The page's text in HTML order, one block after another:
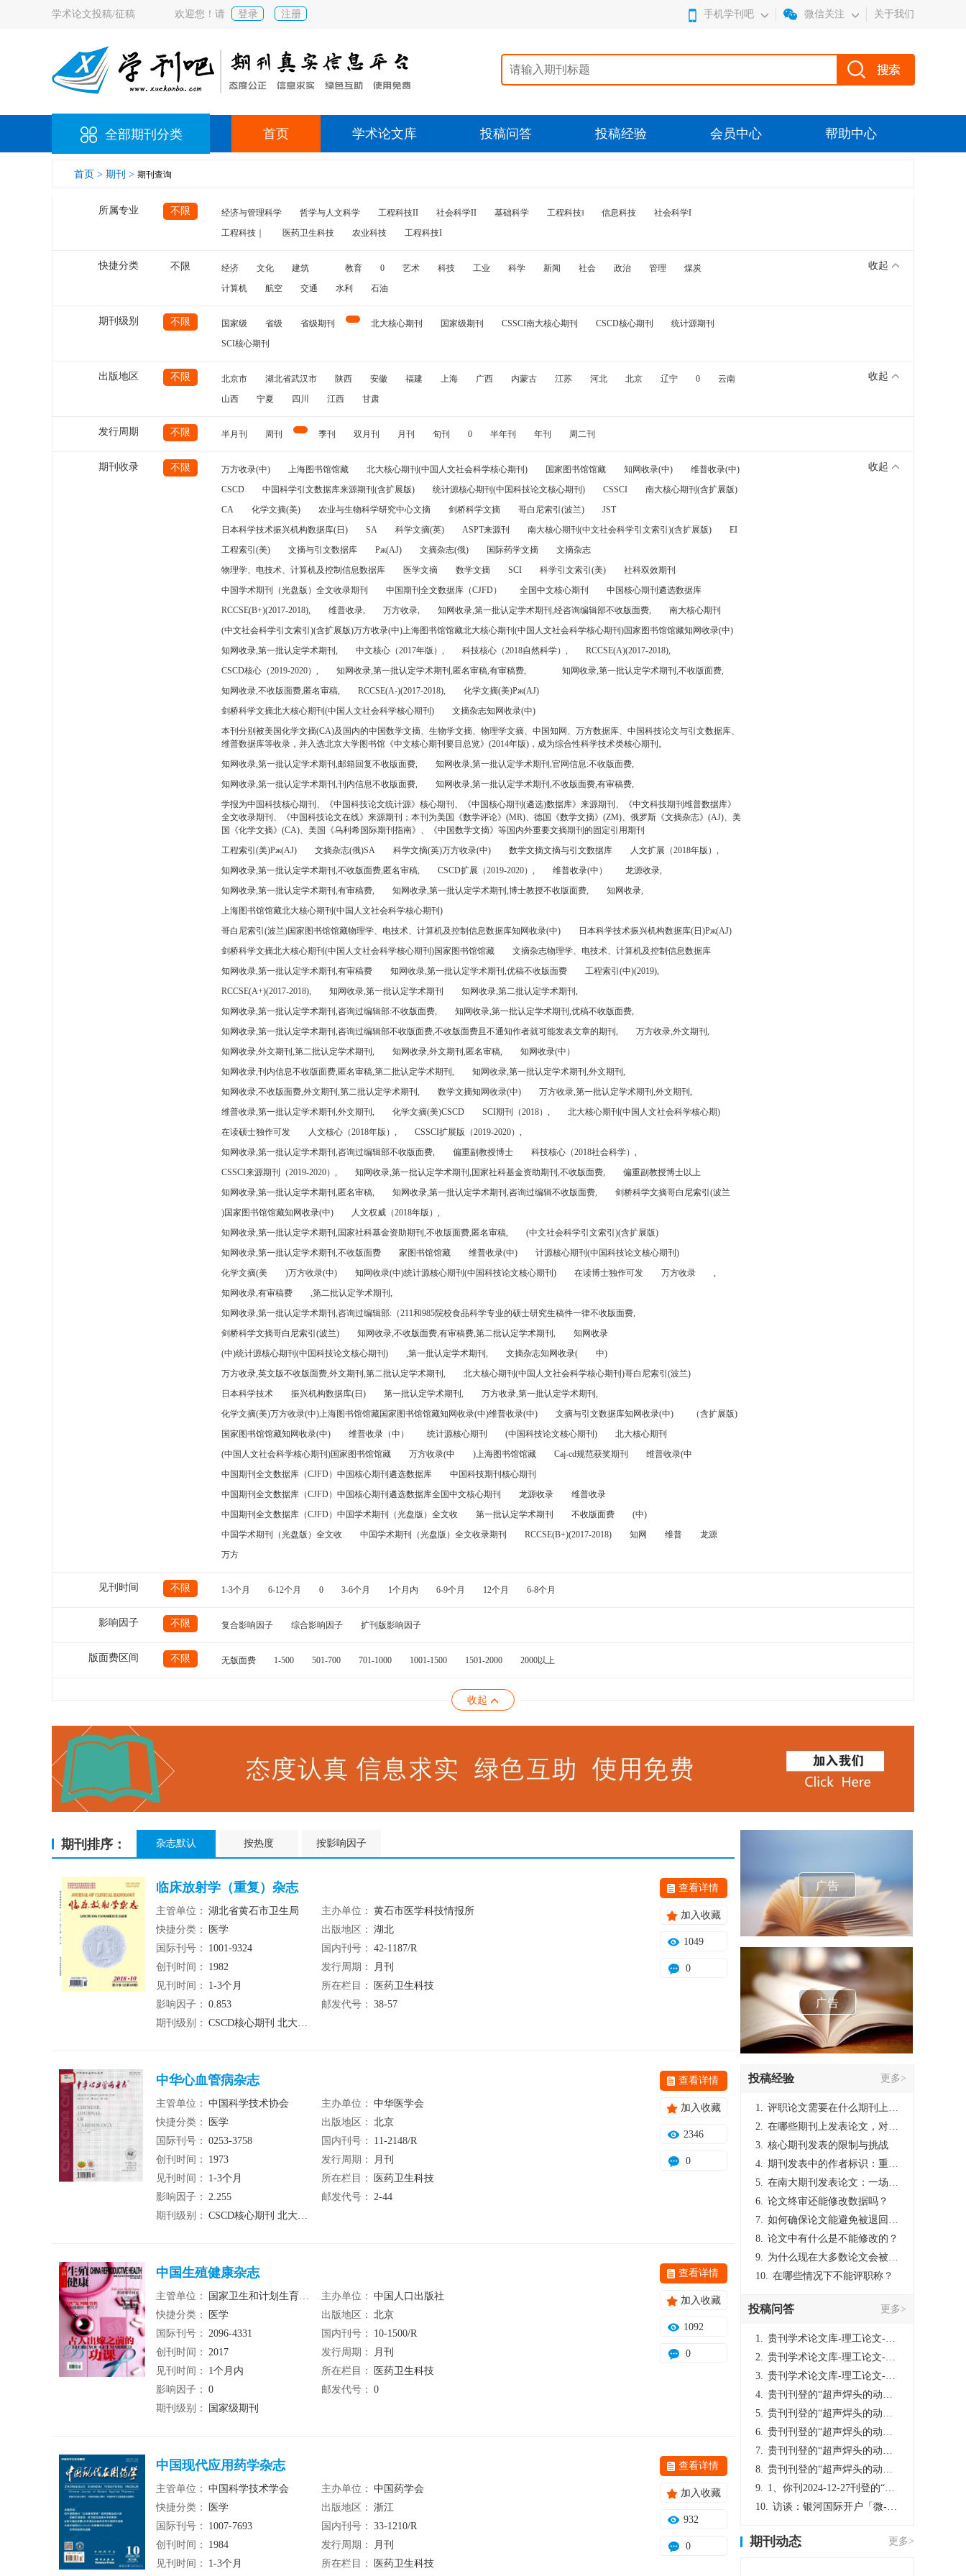
学术论文投稿/征稿 欢迎您！请 登录 注册 手机学刊吧 微信关注 关于我们
全部期刊分类 首页 学术论文库 投稿问答 投稿经验 会员中心 帮助中心
首页 > 期刊 > 期刊查询
所属专业 不限 经济与管理科学 哲学与人文科学 工程科技II 社会科学II 基础科学 工程科技‖ 信息科技
社会科学I
工程科技｜
医药卫生科技 农业科技 工程科技I
快捷分类 不限 经济 文化 建筑 教育 0 艺术 科技 工业 科学 新闻 社会 政治 管理
煤炭
计算机
航空 交通 水利 石油
收起
期刊级别 不限 国家级 省级 省级期刊 北大核心期刊 国家级期刊 CSSCI南大核心期刊 CSCD核心期刊
统计源期刊
SCI核心期刊
出版地区 不限 北京市 湖北省武汉市 陕西 安徽 福建 上海 广西 内蒙古 江苏 河北 北京 辽宁 0
云南
山西
宁夏 四川 江西 甘肃
收起
发行周期 不限 半月刊 周刊 季刊 双月刊 月刊 旬刊 0 半年刊 年刊 周二刊
期刊收录 不限 万方收录(中) 上海图书馆馆藏 北大核心期刊(中国人文社会科学核心期刊) 国家图书馆馆藏 知网收录(中)
维普收录(中)
CSCD
中国科学引文数据库来源期刊(含扩展版) 统计源核心期刊(中国科技论文核心期刊) CSSCI
南大核心期刊(含扩展版)
CA
化学文摘(美) 农业与生物科学研究中心文摘 剑桥科学文摘 哥白尼索引(波兰)
JST
日本科学技术振兴机构数据库(日)
SA 科学文摘(英) ASPT来源刊 南大核心期刊(中文社会科学引文索引)(含扩展版)
EI
工程索引(美)
文摘与引文数据库 Pж(AJ) 文摘杂志(俄) 国际药学文摘
文摘杂志
物理学、电技术、计算机及控制信息数据库
医学文摘 数学文摘 SCI 科学引文索引(美)
社科双效期刊
中国学术期刊（光盘版）全文收录期刊
中国期刊全文数据库（CJFD） 全国中文核心期刊
中国核心期刊遴选数据库
RCCSE(B+)(2017-2018),
维普收录, 万方收录, 知网收录,第一批认定学术期刊,经咨询编辑部不收版面费,
南大核心期刊
(中文社会科学引文索引)(含扩展版)万方收录(中)上海图书馆馆藏北大核心期刊(中国人文社会科学核心期刊)国家图书馆馆藏知网收录(中)
知网收录,第一批认定学术期刊,
中文核心（2017年版）, 科技核心（2018自然科学）,
RCCSE(A)(2017-2018),
CSCD核心（2019-2020）,
知网收录,第一批认定学术期刊,匿名审稿,有审稿费,
知网收录,第一批认定学术期刊,不收版面费,
知网收录,不收版面费,匿名审稿,
RCCSE(A-)(2017-2018),
化学文摘(美)Pж(AJ)
剑桥科学文摘北大核心期刊(中国人文社会科学核心期刊)
文摘杂志知网收录(中)
本刊分别被美国化学文摘(CA)及国内的中国数学文摘、生物学文摘、物理学文摘、中国知网、万方数据库、中国科技论文与引文数据库、
维普数据库等收录，并入选北京大学图书馆《中文核心期刊要目总览》(2014年版)，成为综合性科学技术类核心期刊。
知网收录,第一批认定学术期刊,邮箱回复不收版面费,
知网收录,第一批认定学术期刊,官网信息:不收版面费,
知网收录,第一批认定学术期刊,刊内信息不收版面费,
知网收录,第一批认定学术期刊,不收版面费,有审稿费,
学报为中国科技核心期刊、《中国科技论文统计源》核心期刊、《中国核心期刊(遴选)数据库》来源期刊、《中文科技期刊维普数据库》
全文收录期刊、《中国科技论文在线》来源期刊；本刊为美国《数学评论》(MR)、德国《数学文摘》(ZM)、俄罗斯《文摘杂志》(AJ)、美
国《化学文摘》(CA)、美国《乌利希国际期刊指南》、《中国数学文摘》等国内外重要文摘期刊的固定引用期刊
工程索引(美)Pж(AJ)
文摘杂志(俄)SA 科学文摘(英)万方收录(中) 数学文摘文摘与引文数据库
人文扩展（2018年版）,
知网收录,第一批认定学术期刊,不收版面费,匿名审稿,
CSCD扩展（2019-2020）, 维普收录(中）
龙源收录,
知网收录,第一批认定学术期刊,有审稿费,
知网收录,第一批认定学术期刊,博士教授不收版面费,
知网收录,
上海图书馆馆藏北大核心期刊(中国人文社会科学核心期刊)
哥白尼索引(波兰)国家图书馆馆藏物理学、电技术、计算机及控制信息数据库知网收录(中)
日本科学技术振兴机构数据库(日)Pж(AJ)
剑桥科学文摘北大核心期刊(中国人文社会科学核心期刊)国家图书馆馆藏
文摘杂志物理学、电技术、计算机及控制信息数据库
知网收录,第一批认定学术期刊,有审稿费
知网收录,第一批认定学术期刊,优稿不收版面费
工程索引(中)(2019),
RCCSE(A+)(2017-2018),
知网收录,第一批认定学术期刊
知网收录,第二批认定学术期刊,
知网收录,第一批认定学术期刊,咨询过编辑部:不收版面费,
知网收录,第一批认定学术期刊,优稿不收版面费,
知网收录,第一批认定学术期刊,咨询过编辑部不收版面费,不收版面费且不通知作者就可能发表文章的期刊,
万方收录,外文期刊,
知网收录,外文期刊,第二批认定学术期刊,
知网收录,外文期刊,匿名审稿,
知网收录(中）
知网收录,刊内信息不收版面费,匿名审稿,第二批认定学术期刊,
知网收录,第一批认定学术期刊,外文期刊,
知网收录,不收版面费,外文期刊,第二批认定学术期刊,
数学文摘知网收录(中)
万方收录,第一批认定学术期刊,外文期刊,
维普收录,第一批认定学术期刊,外文期刊,
化学文摘(美)CSCD SCI期刊（2018）,
北大核心期刊(中国人文社会科学核心期)
在读硕士独作可发
人文核心（2018年版）,
CSSCI扩展版（2019-2020）,
知网收录,第一批认定学术期刊,咨询过编辑部不收版面费,
偏重副教授博士
科技核心（2018社会科学）,
CSSCI来源期刊（2019-2020）,
知网收录,第一批认定学术期刊,国家社科基金资助期刊,不收版面费,
偏重副教授博士以上
知网收录,第一批认定学术期刊,匿名审稿,
知网收录,第一批认定学术期刊,咨询过编辑不收版面费,
剑桥科学文摘哥白尼索引(波兰
)国家图书馆馆藏知网收录(中)
人文权威（2018年版）,
知网收录,第一批认定学术期刊,国家社科基金资助期刊,不收版面费,匿名审稿,
(中文社会科学引文索引)(含扩展版)
知网收录,第一批认定学术期刊,不收版面费
家图书馆馆藏 维普收录(中)
计源核心期刊(中国科技论文核心期刊)
化学文摘(美
)万方收录(中) 知网收录(中)统计源核心期刊(中国科技论文核心期刊) 在读博士独作可发 万方收录
,
知网收录,有审稿费
,第二批认定学术期刊,
知网收录,第一批认定学术期刊,咨询过编辑部:（211和985院校食品科学专业的硕士研究生稿件一律不收版面费,
剑桥科学文摘哥白尼索引(波兰)
知网收录,不收版面费,有审稿费,第二批认定学术期刊,
知网收录
(中)统计源核心期刊(中国科技论文核心期刊)
,第一批认定学术期刊, 文摘杂志知网收录(
中)
万方收录,英文版不收版面费,外文期刊,第二批认定学术期刊,
北大核心期刊(中国人文社会科学核心期刊)哥白尼索引(波兰)
日本科学技术
振兴机构数据库(日) 第一批认定学术期刊,
万方收录,第一批认定学术期刊,
化学文摘(美)万方收录(中)上海图书馆馆藏国家图书馆馆藏知网收录(中)维普收录(中)
文摘与引文数据库知网收录(中)
（含扩展版)
国家图书馆馆藏知网收录(中)
维普收录（中） 统计源核心期刊 (中国科技论文核心期刊)
北大核心期刊
(中国人文社会科学核心期刊)国家图书馆馆藏
万方收录(中 )上海图书馆馆藏 Caj-cd规范获奖期刊
维普收录(中
中国期刊全文数据库（CJFD）中国核心期刊遴选数据库
中国科技期刊核心期刊
中国期刊全文数据库（CJFD）中国核心期刊遴选数据库全国中文核心期刊
龙源收录
维普收录
中国期刊全文数据库（CJFD）中国学术期刊（光盘版）全文收
第一批认定学术期刊 不收版面费
(中)
中国学术期刊（光盘版）全文收
中国学术期刊（光盘版）全文收录期刊 RCCSE(B+)(2017-2018) 知网 维普
龙源
万方
收起
见刊时间 不限 1-3个月 6-12个月 0 3-6个月 1个月内 6-9个月 12个月 6-8个月
影响因子 不限 复合影响因子 综合影响因子 扩刊版影响因子
版面费区间 不限 无版面费 1-500 501-700 701-1000 1001-1500 1501-2000 2000以上
收起
期刊排序： 杂志默认 按热度 按影响因子
临床放射学（重复）杂志
主管单位： 湖北省黄石市卫生局 主办单位： 黄石市医学科技情报所
快捷分类：
医学 出版地区： 湖北
国际刊号：
1001-9324 国内刊号： 42-1187/R
创刊时间：
1982 发行周期：
月刊
见刊时间：
1-3个月 所在栏目：
医药卫生科技
影响因子： 0.853 邮发代号： 38-57
期刊级别： CSCD核心期刊 北大核心期刊 统计源期刊
查看详情
加入收藏
1049
0
中华心血管病杂志
主管单位： 中国科学技术协会 主办单位： 中华医学会
快捷分类：
医学 出版地区： 北京
国际刊号： 0253-3758 国内刊号：
11-2148/R
创刊时间：
1973 发行周期：
月刊
见刊时间：
1-3个月 所在栏目：
医药卫生科技
影响因子： 2.255 邮发代号： 2-44
期刊级别： CSCD核心期刊 北大核心期刊 统计源期刊
查看详情
加入收藏
2346
0
中国生殖健康杂志
主管单位： 国家卫生和计划生育委员会 主办单位： 中国人口出版社
快捷分类：
医学 出版地区： 北京
国际刊号： 2096-4331 国内刊号：
10-1500/R
创刊时间： 2017 发行周期：
月刊
见刊时间：
1个月内 所在栏目：
医药卫生科技
影响因子： 0 邮发代号： 0
期刊级别：
国家级期刊
查看详情
加入收藏
1092
0
中国现代应用药学杂志
主管单位： 中国科学技术学会 主办单位： 中国药学会
快捷分类：
医学 出版地区： 浙江
国际刊号：
1007-7693 国内刊号： 33-1210/R
创刊时间：
1984 发行周期：
月刊
见刊时间：
1-3个月 所在栏目： 医药卫生科技
查看详情
加入收藏
932
0
广告
广告
投稿经验 更多>
1. 评职论文需要在什么期刊上发表？
2. 在哪些期刊上发表论文，对考研有优势？
3. 核心期刊发表的限制与挑战
4. 期刊发表中的作者标识：重要性与实践
5. 在南大期刊发表论文：一场知识探索与学术成就的旅程
6. 论文终审还能修改数据吗？
7. 如何确保论文能避免被退回：关键条件与策略
8. 论文中有什么是不能修改的？
9. 为什么现在大多数论文会被评判为AI撰写？（深度剖析查重机制下的困境与出路）
10. 在哪些情况下不能评职称？
投稿问答 更多>
1. 贵刊学术论文库-理工论文-第16页刊登的“超声焊头的动力学分析与优化设计”，作者lizhiwei，时间2024-12-27，该论文由我本人在机电工程技术2024年第10期公开发表，lizhiwei并非本人，请将文章删除，消除影响，谢谢！
2. 贵刊学术论文库-理工论文-第16页刊登的“超声焊头的动力学分析与优化设计”，作者lizhiwei，时间2024-12-27，该论文由我本人在机电工程技术2024年第10期公开发表，lizhiwei并非本人，请将文章删除，消除影响，谢谢！
3. 贵刊学术论文库-理工论文-第16页刊登的“超声焊头的动力学分析与优化设计”，作者lizhiwei，时间2024-12-27，该论文由我本人在机电工程技术2024年第10期公开发表，lizhiwei并非本人，请将文章删除，消除影响，谢谢！
4. 贵刊刊登的“超声焊头的动力学分析与优化设计”，作者lizhiwei，时间2024-12-27，该论文由我本人在机电工程技术2024年第10期公开发表，lizhiwei并非本人，请将文章删除，消除影响，谢谢！
5. 贵刊刊登的“超声焊头的动力学分析与优化设计”，作者lizhiwei，时间2024-12-27，该论文由我本人在机电工程技术2024年第10期公开发表，lizhiwei并非本人，请将文章删除，消除影响，谢谢！
6. 贵刊刊登的“超声焊头的动力学分析与优化设计”，作者lizhiwei，时间2024-12-27，该论文由我本人在机电工程技术2024年第10期公开发表，lizhiwei并非本人，请将文章删除，消除影响，谢谢！
7. 贵刊刊登的“超声焊头的动力学分析与优化设计”，作者lizhiwei，时间2024-12-27，该论文由我本人在机电工程技术2024年第10期公开发表，lizhiwei并非本人，请将文章删除，消除影响，谢谢！
8. 贵刊刊登的“超声焊头的动力学分析与优化设计”，作者lizhiwei，时间2024-12-27，该论文由我本人在机电工程技术2024年第10期公开发表，lizhiwei并非本人，请将文章删除，消除影响，谢谢！
9. 1、你刊2024-12-27刊登的“超声焊头的动力学分析与优化设计论文”，是由我本人在“机电工程技术”，在2024年第10期公开发表的，而本刊转载“lizhiwei”非本人操作，请尽快将其删除，消除不良影响。
10. 访谈：银河国际开户「微-97905670-信」上分客服开户电话在线注册现场经理。机械文明荒野生存游戏《荒野起源》超新星测试将于12月18日上午10点正式开启!本次测试资格已陆续发放!各位拓荒者们准备好了么。
期刊动态 更多>